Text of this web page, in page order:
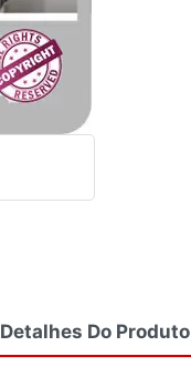
Detalhes Do Produto